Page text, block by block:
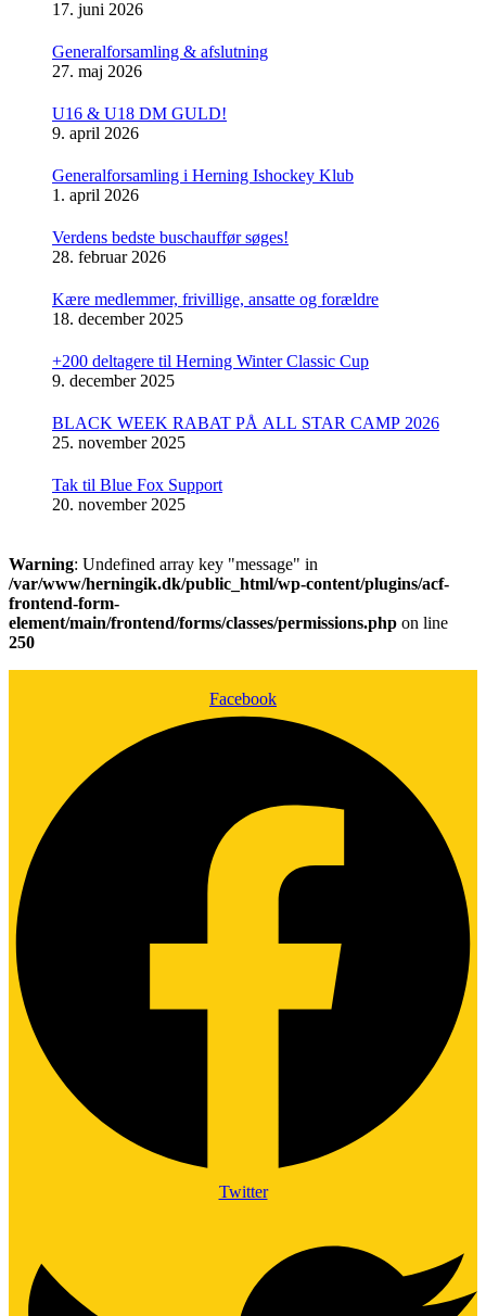
17. juni 2026
Generalforsamling & afslutning
27. maj 2026
U16 & U18 DM GULD!
9. april 2026
Generalforsamling i Herning Ishockey Klub
1. april 2026
Verdens bedste buschauffør søges!
28. februar 2026
Kære medlemmer, frivillige, ansatte og forældre
18. december 2025
+200 deltagere til Herning Winter Classic Cup
9. december 2025
BLACK WEEK RABAT PÅ ALL STAR CAMP 2026
25. november 2025
Tak til Blue Fox Support
20. november 2025
Warning: Undefined array key "message" in
/var/www/herningik.dk/public_html/wp-content/plugins/acf-
frontend-form-
element/main/frontend/forms/classes/permissions.php on line
250
Facebook
Twitter